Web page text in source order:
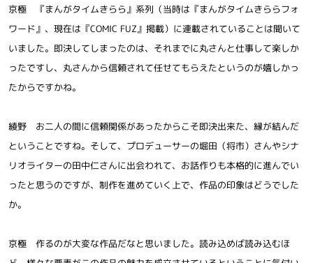
京極 『まんがタイムきらら』系列（当時は『まんがタイムきららフォ
ワード』、現在は『COMIC FUZ』掲載）に連載されていることは聞いて
いました。即決してしまったのは、それまでに丸さんと仕事して楽しか
ったですし、丸さんから信頼されて任せてもらえたというのが嬉しかっ
たからですかね。
綾野 お二人の間に信頼関係があったからこそ即決出来た、縁が結んだ
ということですね。そして、プロデューサーの堀田（将市）さんやシナ
リオライターの田中仁さんに出会われて、お話作りも本格的に進んでい
ったと思うのですが、制作を進めていく上で、作品の印象はどうでした
か。
京極 作るのが大変な作品だなと思いました。読み込めば読み込むほ